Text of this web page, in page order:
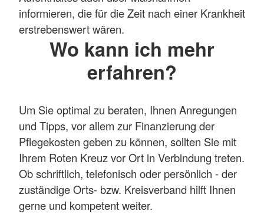
informieren, die für die Zeit nach einer Krankheit
erstrebenswert wären.
Wo kann ich mehr
erfahren?
Um Sie optimal zu beraten, Ihnen Anregungen
und Tipps, vor allem zur Finanzierung der
Pflegekosten geben zu können, sollten Sie mit
Ihrem Roten Kreuz vor Ort in Verbindung treten.
Ob schriftlich, telefonisch oder persönlich - der
zuständige Orts- bzw. Kreisverband hilft Ihnen
gerne und kompetent weiter.